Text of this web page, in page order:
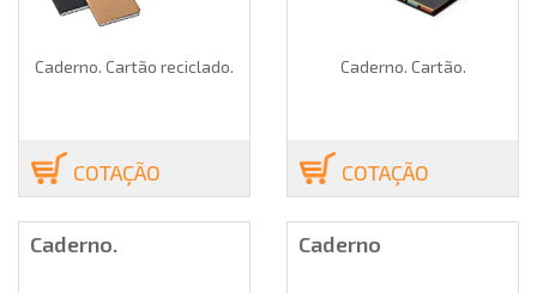
Caderno. Cartão reciclado.
COTAÇÃO
Caderno. Cartão.
COTAÇÃO
Caderno. Caderno